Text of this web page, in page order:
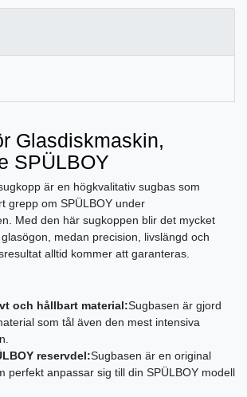
Glasdiskmaskin,
SPÜLBOY
är en högkvalitativ sugbas som
grepp om SPÜLBOY under
Med den här sugkoppen blir det mycket
medan precision, livslängd och
alltid kommer att garanteras.
och hållbart material:Sugbasen är gjord
som tål även den mest intensiva
reservdel:Sugbasen är en original
perfekt anpassar sig till din SPÜLBOY modell